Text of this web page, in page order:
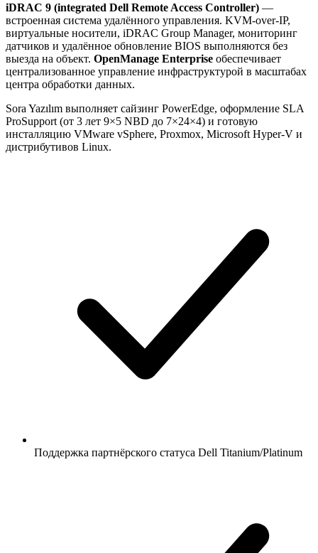
iDRAC 9 (integrated Dell Remote Access Controller) —
встроенная система удалённого управления. KVM-over-IP,
виртуальные носители, iDRAC Group Manager, мониторинг
датчиков и удалённое обновление BIOS выполняются без
выезда на объект. OpenManage Enterprise обеспечивает
централизованное управление инфраструктурой в масштабах
центра обработки данных.
Sora Yazılım выполняет сайзинг PowerEdge, оформление SLA
ProSupport (от 3 лет 9×5 NBD до 7×24×4) и готовую
инсталляцию VMware vSphere, Proxmox, Microsoft Hyper-V и
дистрибутивов Linux.
Поддержка партнёрского статуса Dell Titanium/Platinum